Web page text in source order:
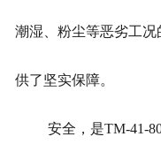
潮湿、粉尘等恶劣工
供了坚实保障。
安全，是TM-41-